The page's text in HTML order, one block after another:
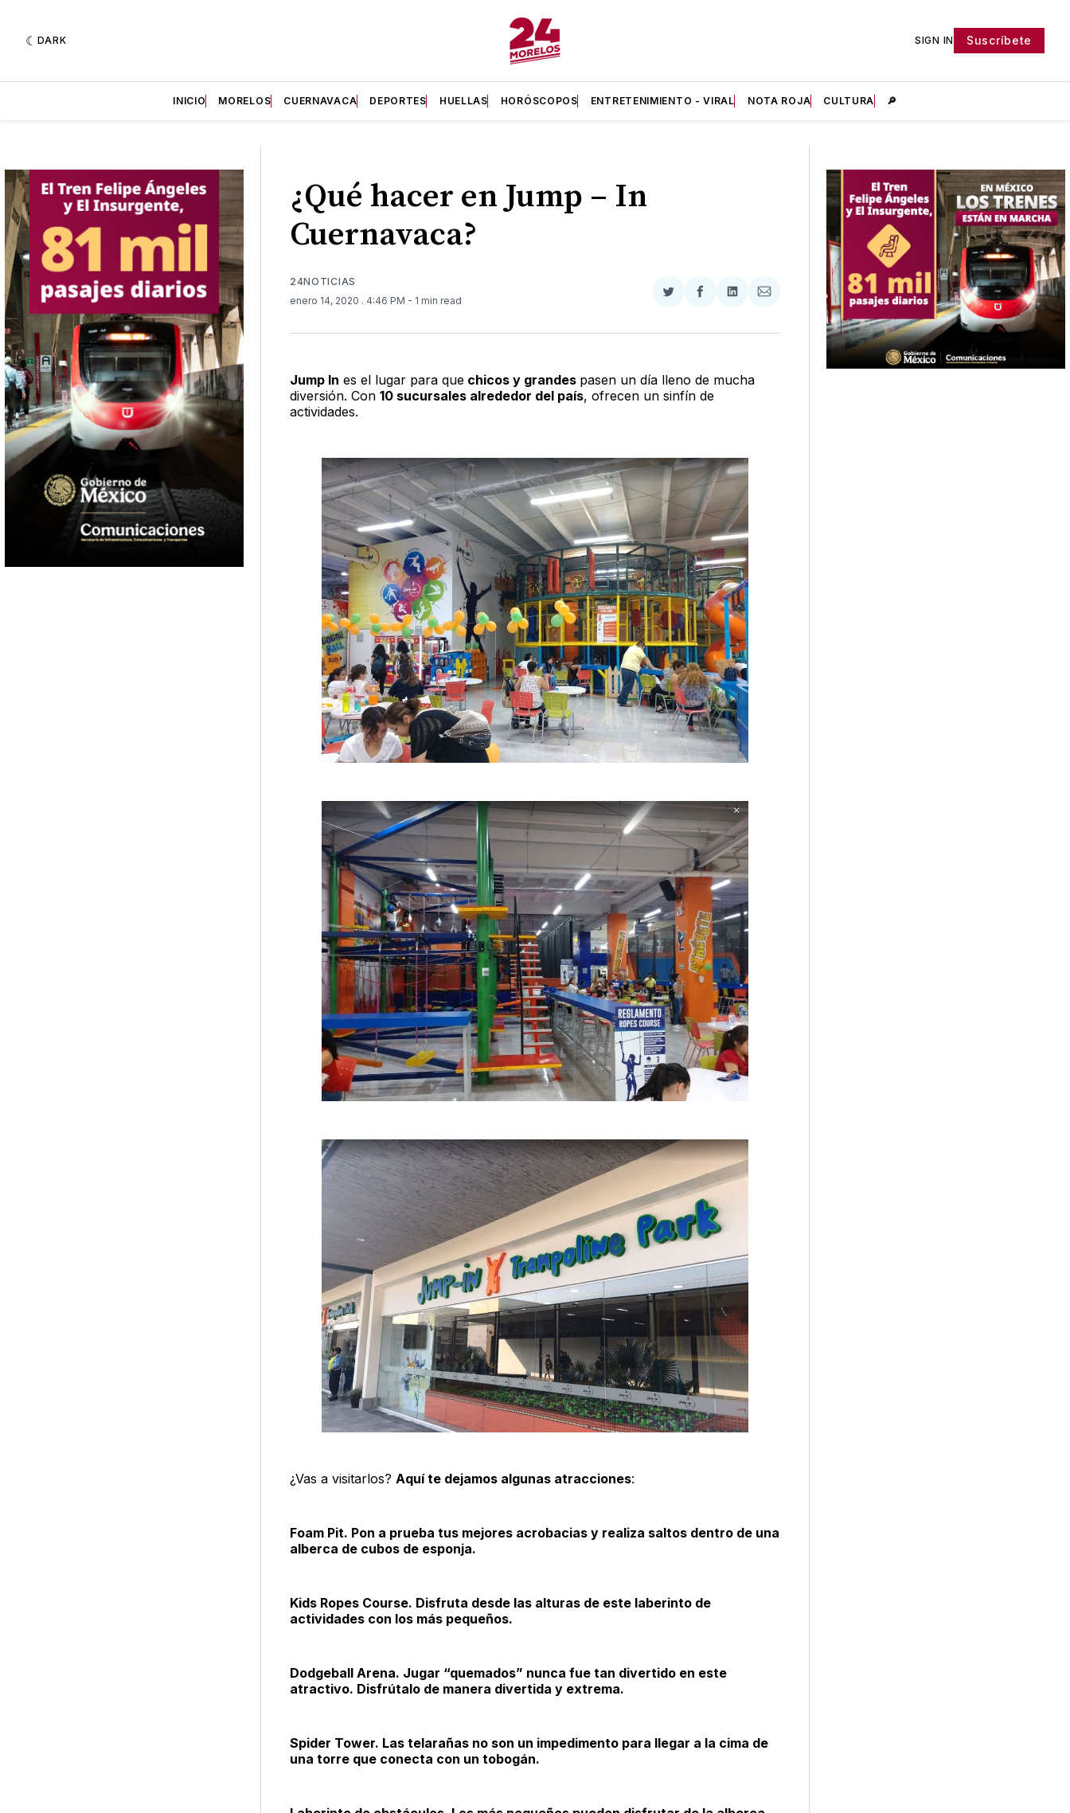
DARK SIGN IN Suscríbete
INICIO MORELOS CUERNAVACA DEPORTES HUELLAS HORÓSCOPOS ENTRETENIMIENTO - VIRAL NOTA ROJA CULTURA 🔎
¿Qué hacer en Jump – In
Cuernavaca?
24NOTICIAS
enero 14, 2020 . 4:46 PM - 1 min read
Compartir
Twitter
Compartir
Facebook
Compartir
LinkedIn
Compartir
Email
Jump In es el lugar para quechicos y grandes pasen un día lleno de mucha
diversión. Con 10 sucursales alrededor del país, ofrecen un sinfín de
actividades.
¿Vas a visitarlos? Aquí te dejamos algunas atracciones:
Foam Pit. Pon a prueba tus mejores acrobacias y realiza saltos dentro de una
alberca de cubos de esponja.
Kids Ropes Course. Disfruta desde las alturas de este laberinto de
actividades con los más pequeños.
Dodgeball Arena. Jugar “quemados” nunca fue tan divertido en este
atractivo. Disfrútalo de manera divertida y extrema.
Spider Tower. Las telarañas no son un impedimento para llegar a la cima de
una torre que conecta con un tobogán.